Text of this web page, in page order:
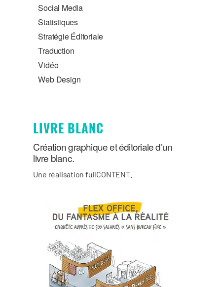
Social Media
Statistiques
Stratégie Éditoriale
Traduction
Vidéo
Web Design
LIVRE BLANC
Création graphique et éditoriale d’un
livre blanc.
Une réalisation fullCONTENT.